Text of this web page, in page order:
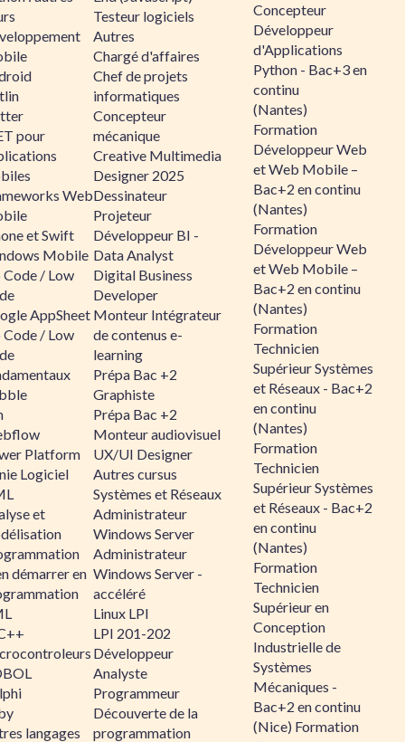
pour
Web
et Swift
Mobile
/ Low
AppSheet
/ Low
Platform
Logiciel
et
démarrer en
langages
Testeur logiciels
Autres
Chargé d'affaires
Chef de projets
informatiques
Concepteur
mécanique
Creative Multimedia
Designer 2025
Dessinateur
Projeteur
Développeur BI -
Data Analyst
Digital Business
Developer
Monteur Intégrateur
de contenus e-
learning
Prépa Bac +2
Graphiste
Prépa Bac +2
Monteur audiovisuel
UX/UI Designer
Autres cursus
Systèmes et Réseaux
Administrateur
Windows Server
Administrateur
Windows Server -
accéléré
Linux LPI
LPI 201-202
Développeur
Analyste
Programmeur
Découverte de la
programmation
Concepteur
Développeur
d'Applications
Python - Bac+3 en
continu
(Nantes)
Formation
Développeur Web
et Web Mobile –
Bac+2 en continu
(Nantes)
Formation
Développeur Web
et Web Mobile –
Bac+2 en continu
(Nantes)
Formation
Technicien
Supérieur Systèmes
et Réseaux - Bac+2
en continu
(Nantes)
Formation
Technicien
Supérieur Systèmes
et Réseaux - Bac+2
en continu
(Nantes)
Formation
Technicien
Supérieur en
Conception
Industrielle de
Systèmes
Mécaniques -
Bac+2 en continu
(Nice) Formation